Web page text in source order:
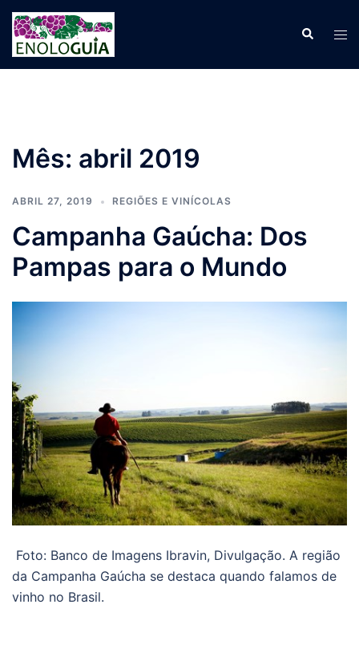
Pular
para
conteúdo
Search
Mês: abril 2019
ABRIL 27, 2019 REGIÕES E VINÍCOLAS
Campanha Gaúcha: Dos
Pampas para o Mundo
Foto: Banco de Imagens Ibravin, Divulgação. A região
da Campanha Gaúcha se destaca quando falamos de
vinho no Brasil.